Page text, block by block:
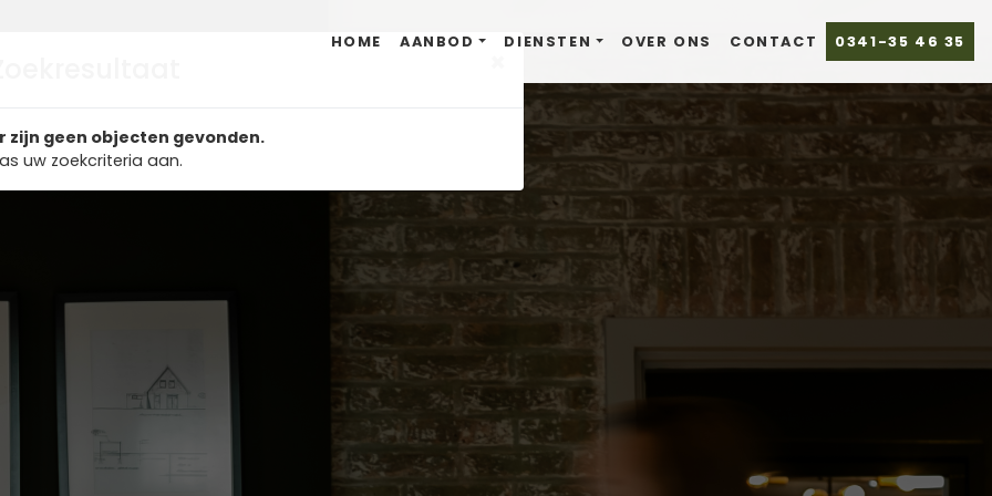
HOME AANBOD DIENSTEN OVER ONS CONTACT 0341-35 46 35
zijn geen objecten gevonden.
uw zoekcriteria aan.